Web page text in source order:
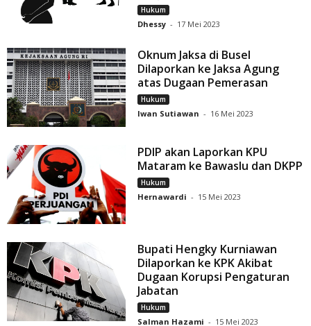
Hukum
Dhessy - 17 Mei 2023
Oknum Jaksa di Busel
Dilaporkan ke Jaksa Agung
atas Dugaan Pemerasan
Hukum
Iwan Sutiawan - 16 Mei 2023
PDIP akan Laporkan KPU
Mataram ke Bawaslu dan DKPP
Hukum
Hernawardi - 15 Mei 2023
Bupati Hengky Kurniawan
Dilaporkan ke KPK Akibat
Dugaan Korupsi Pengaturan
Jabatan
Hukum
Salman Hazami - 15 Mei 2023